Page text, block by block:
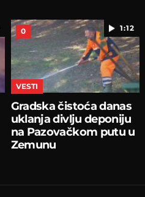
1:12
0
VESTI
Gradska čistoća danas
uklanja divlju deponiju
na Pazovačkom putu u
Zemunu